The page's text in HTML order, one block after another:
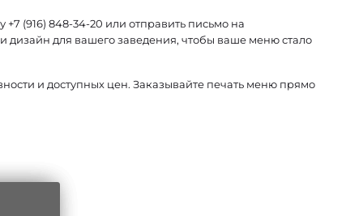
(916) 848-34-20 или отправить письмо на
для вашего заведения, чтобы ваше меню стало
и доступных цен. Заказывайте печать меню прямо